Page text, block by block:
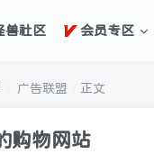
兽社区 会员专区
广告联盟 正文
购物网站